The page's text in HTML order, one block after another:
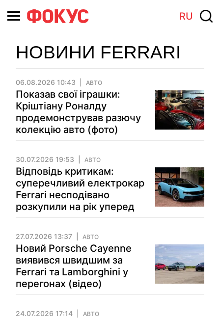
RU
НОВИНИ FERRARI
06.08.2026 10:43 АВТО
Показав свої іграшки:
Кріштіану Роналду
продемонстрував разючу
колекцію авто (фото)
30.07.2026 19:53 АВТО
Відповідь критикам:
суперечливий електрокар
Ferrari несподівано
розкупили на рік уперед
27.07.2026 13:37 АВТО
Новий Porsche Cayenne
виявився швидшим за
Ferrari та Lamborghini у
перегонах (відео)
24.07.2026 17:14 АВТО